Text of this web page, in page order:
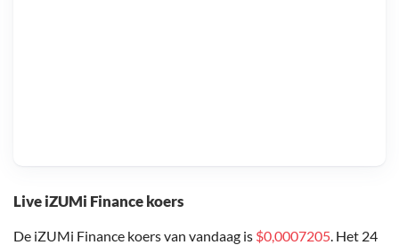
Live iZUMi Finance koers
De iZUMi Finance koers van vandaag is $0,0007205. Het 24